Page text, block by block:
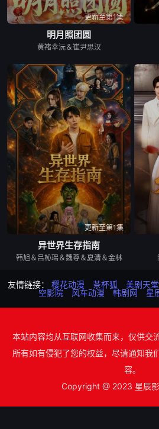
更新至第1集
明月照团圆
黄褚幸沅＆崔尹思汉
更新至第1集
异世界生存指南
韩旭＆吕杺瑶＆魏尊＆夏清＆金林
友情链接： 樱花动漫 茶杯狐 美剧天堂
空影院
风车动漫 韩剧网 星
本站内容均从互联网收集而来，仅供交
所有如有侵犯了您的权益，尽请通知我
容。
Copyright @ 2023 星辰